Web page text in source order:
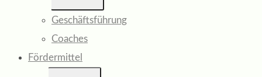
Geschäftsführung
Coaches
Fördermittel